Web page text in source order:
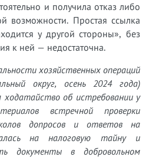
и получила отказ либо
возможности. Простая ссылка
у другой стороны», без
к ней — недостаточна.
хозяйственных операций
округ, осень 2024 года)
ходатайство об истребовании у
встречной проверки
допросов и ответов на
на налоговую тайну и
документы в добровольном